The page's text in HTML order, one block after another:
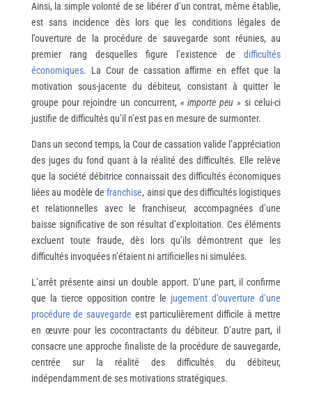
Ainsi, la simple volonté de se libérer d’un contrat, même établie,
est sans incidence dès lors que les conditions légales de
l’ouverture de la procédure de sauvegarde sont réunies, au
premier rang desquelles figure l’existence dedifficultés
économiques. La Cour de cassation affirme en effet que la
motivation sous-jacente du débiteur, consistant à quitter le
groupe pour rejoindre un concurrent, « importe peu » si celui-ci
justifie de difficultés qu’il n’est pas en mesure de surmonter.
Dans un second temps, la Cour de cassation valide l’appréciation
des juges du fond quant à la réalité des difficultés. Elle relève
que la société débitrice connaissait des difficultés économiques
liées au modèle defranchise, ainsi que des difficultés logistiques
et relationnelles avec le franchiseur, accompagnées d’une
baisse significative de son résultat d’exploitation. Ces éléments
excluent toute fraude, dès lors qu’ils démontrent que les
difficultés invoquées n’étaient ni artificielles ni simulées.
L’arrêt présente ainsi un double apport. D’une part, il confirme
que la tierce opposition contre le jugement d’ouverture d’une
procédure de sauvegarde est particulièrement difficile à mettre
en œuvre pour les cocontractants du débiteur. D’autre part, il
consacre une approche finaliste de la procédure de sauvegarde,
centrée sur la réalité des difficultés du débiteur,
indépendamment de ses motivations stratégiques.